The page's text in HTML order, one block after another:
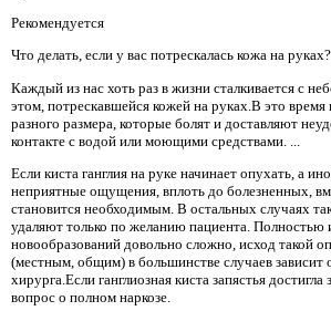
Рекомендуется
Что делать, если у вас потрескалась кожа на руках?
Каждый из нас хоть раз в жизни сталкивается с
этом, потрескавшейся кожей на руках.В это время
разного размера, которые болят и доставляют
контакте с водой или моющими средствами. ...
Если киста ганглия на руке начинает опухать, а
неприятные ощущения, вплоть до болезненных,
становится необходимым. В остальных случаях
удаляют только по желанию пациента. Полностью
новообразований довольно сложно, исход такой
(местным, общим) в большинстве случаев зависит
хирурга.Если ганглиозная киста запястья
вопрос о полном наркозе.